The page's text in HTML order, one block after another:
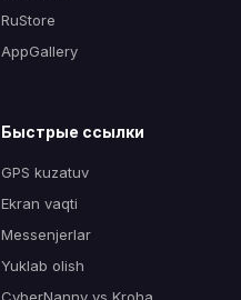
RuStore
AppGallery
Быстрые ссылки
GPS kuzatuv
Ekran vaqti
Messenjerlar
Yuklab olish